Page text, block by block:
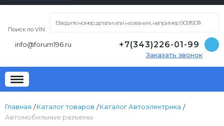
Поиск по VIN
info@forum196.ru +7(343)226-01-99
Заказать звонок
Главная Каталог товаров
Каталог Автоэлектрика
Автомобильные разъемы